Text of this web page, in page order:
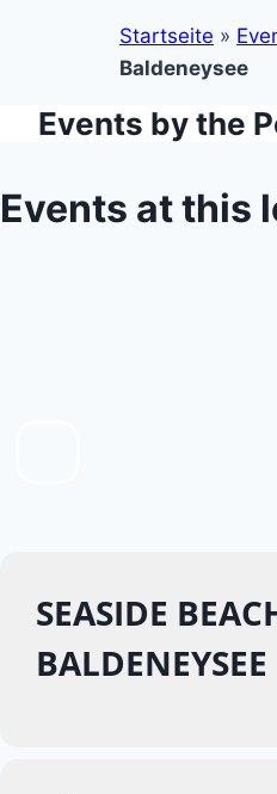
Startseite »
Baldeneysee
ZumEvents by the
Events at this
SEASIDE
BALDENEYSEE